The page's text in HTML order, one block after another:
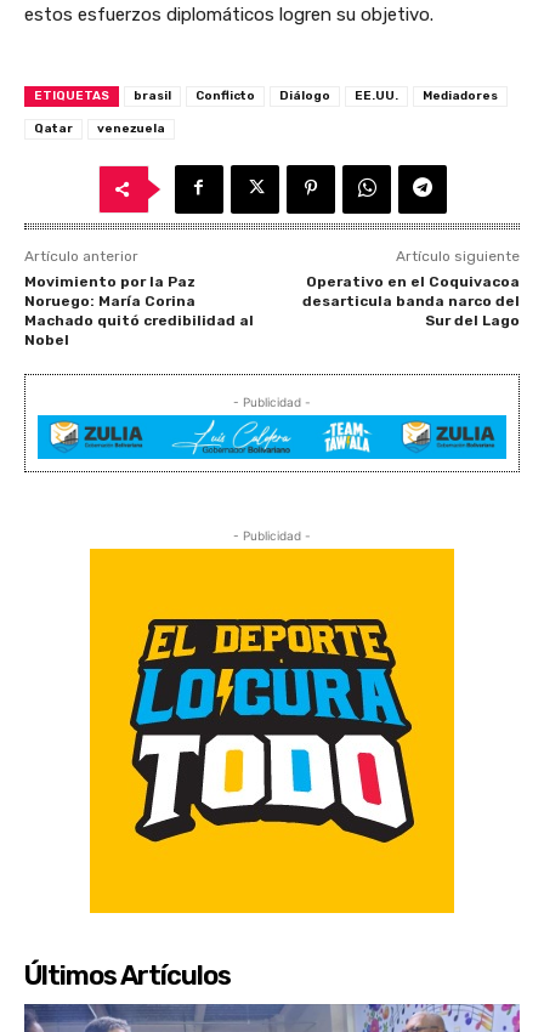
estos esfuerzos diplomáticos logren su objetivo.
ETIQUETAS brasil Conflicto Diálogo EE.UU. Mediadores
Qatar venezuela
Artículo anterior
Movimiento por la Paz
Noruego: María Corina
Machado quitó credibilidad al
Nobel
Artículo siguiente
Operativo en el Coquivacoa
desarticula banda narco del
Sur del Lago
- Publicidad -
- Publicidad -
Últimos Artículos